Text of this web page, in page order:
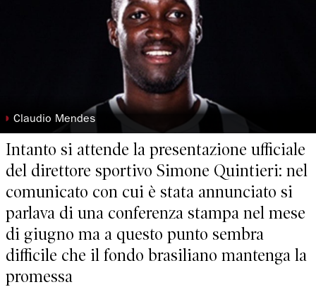
◗ Claudio Mendes
Intanto si attende la presentazione ufficiale
del direttore sportivo Simone Quintieri: nel
comunicato con cui è stata annunciato si
parlava di una conferenza stampa nel mese
di giugno ma a questo punto sembra
difficile che il fondo brasiliano mantenga la
promessa